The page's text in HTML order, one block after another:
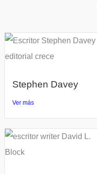
Stephen Davey
Ver más